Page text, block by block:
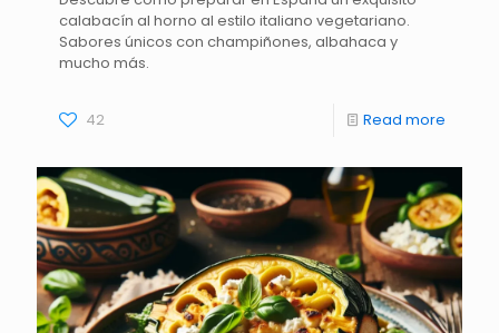
calabacín al horno al estilo italiano vegetariano.
Sabores únicos con champiñones, albahaca y
mucho más.
42 Read more